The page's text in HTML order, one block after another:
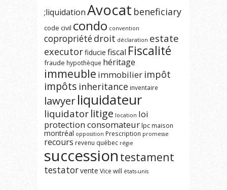
;liquidationAvocat beneficiary
code civil condo convention
copropriétédroit déclaration estate
executorfiducie fiscal Fiscalité
fraude hypothèque héritage
immeuble immobilier impôt
impôts inheritance inventaire
lawyerliquidateur
liquidatorlitige location loi
protection consomateurlpc maison
montréal opposition Prescription promesse
recours revenu québec régie
succession testament
testatorvente Vice will états-unis